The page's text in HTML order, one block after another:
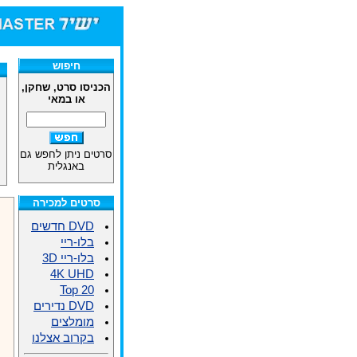
חיפוש
הכניסו סרט, שחקן,
או במאי
סרטים ניתן לחפש גם
באנגלית
סרטים למכירה
DVD חדשים
בלו-ריי
בלו-ריי 3D
4K UHD
Top 20
DVD נדירים
מומלצים
בקרוב אצלנו